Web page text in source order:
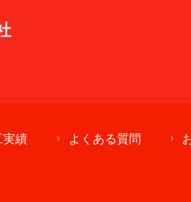
実績 よくある質問